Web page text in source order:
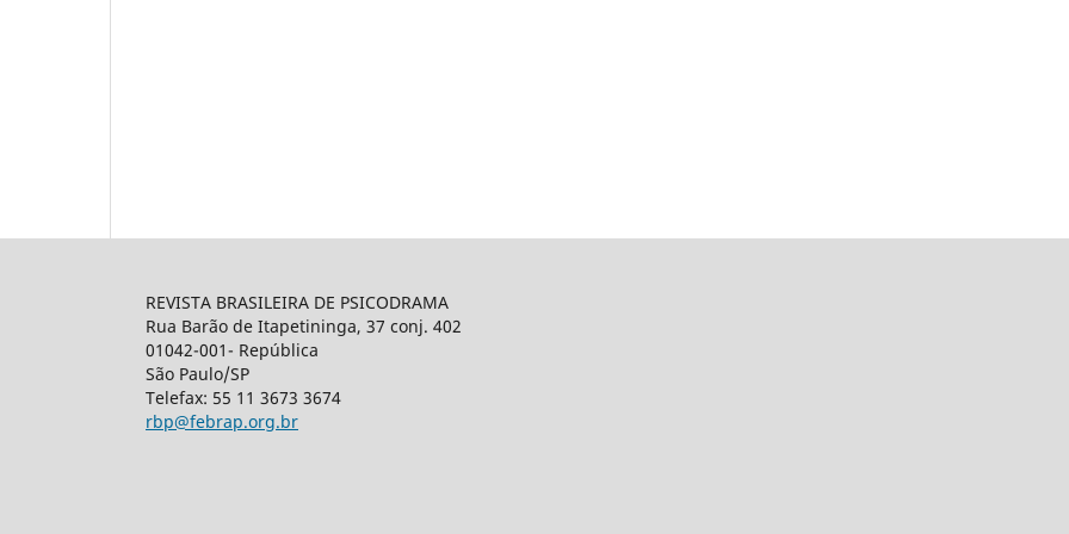
REVISTA BRASILEIRA DE PSICODRAMA
Rua Barão de Itapetininga, 37 conj. 402
01042-001- República
São Paulo/SP
Telefax: 55 11 3673 3674
rbp@febrap.org.br